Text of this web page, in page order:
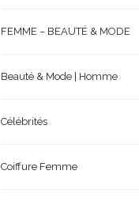
FEMME – BEAUTÉ & MODE
Beauté & Mode | Homme
Célébrités
Coiffure Femme